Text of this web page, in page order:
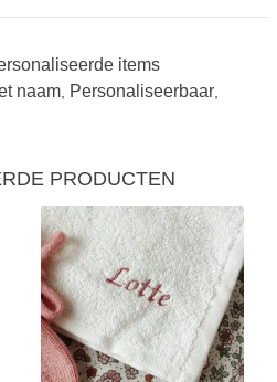
items
naam Personaliseerbaar
PRODUCTEN